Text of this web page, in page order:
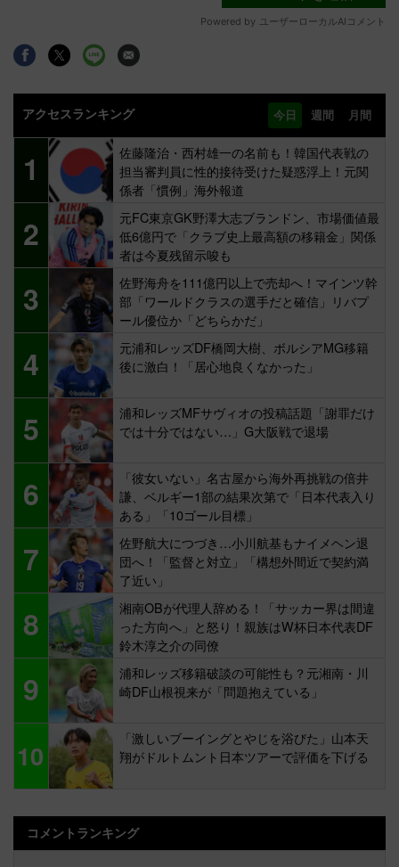
アクセスランキング 今日 週間 月間
1
佐藤隆治・西村雄一の名前も！韓国代表戦の
担当審判員に性的接待受けた疑惑浮上！元関
係者「慣例」海外報道
2
元FC東京GK野澤大志ブランドン、市場価値最
低6億円で「クラブ史上最高額の移籍金」関係
者は今夏残留示唆も
3
佐野海舟を111億円以上で売却へ！マインツ幹
部「ワールドクラスの選手だと確信」リバプ
ール優位か「どちらかだ」
4
元浦和レッズDF橋岡大樹、ボルシアMG移籍
後に激白！「居心地良くなかった」
5
浦和レッズMFサヴィオの投稿話題「謝罪だけ
では十分ではない…」G大阪戦で退場
6
「彼女いない」名古屋から海外再挑戦の倍井
謙、ベルギー1部の結果次第で「日本代表入り
ある」「10ゴール目標」
7
佐野航大につづき…小川航基もナイメヘン退
団へ！「監督と対立」「構想外間近で契約満
了近い」
8
湘南OBが代理人辞める！「サッカー界は間違
った方向へ」と怒り！親族はW杯日本代表DF
鈴木淳之介の同僚
9
浦和レッズ移籍破談の可能性も？元湘南・川
崎DF山根視来が「問題抱えている」
10
「激しいブーイングとやじを浴びた」山本天
翔がドルトムント日本ツアーで評価を下げる
コメントランキング